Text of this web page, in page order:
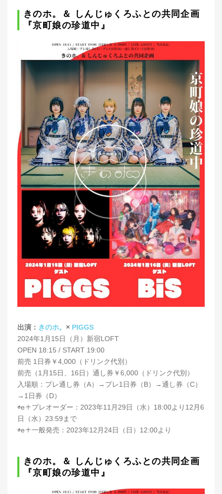
きのホ。＆ しんじゅくろふとの共同企画
『京町娘の珍道中』
出演： きのホ。 × PIGGS
2024年1月15日（月）新宿LOFT
OPEN 18:15 / START 19:00
前売 1日券￥4,000（ドリンク代別）
前売（1月15日、16日）通し券￥6,000（ドリンク代別）
入場順：プレ通し券（A）→プレ1日券（B）→通し券（C）
→1日券（D）
◉e＋プレオーダー：2023年11月29日（水）18:00より12月6
日（水）23:59まで
◉e＋一般発売：2023年12月24日（日）12:00より
きのホ。＆ しんじゅくろふとの共同企画
『京町娘の珍道中』